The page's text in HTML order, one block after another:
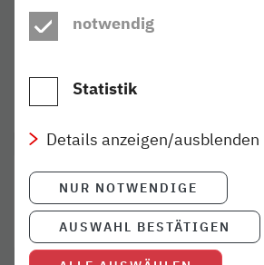
Eduard Bock und Dipl-Kfm. Simon Kuge.
KONTAKT
Kathrin Freist
Pressesprecherin
(040) 303 977-300
presse@nordbahn.de
notwendig
Statistik
Details anzeigen/ausblenden
NUR NOTWENDIGE
AUSWAHL BESTÄTIGEN